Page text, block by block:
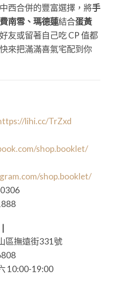
西合併的豐富選擇，將手
南雪、瑪德蓮結合蛋黃
友或留著自己吃 CP 值都
來把滿滿喜氣宅配到你
lihi.cc/TrZxd
shop.booklet/
shop.booklet/
區撫遠街331號
10:00-19:00